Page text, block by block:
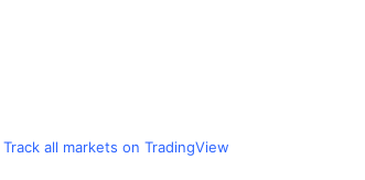
Track all markets on TradingView